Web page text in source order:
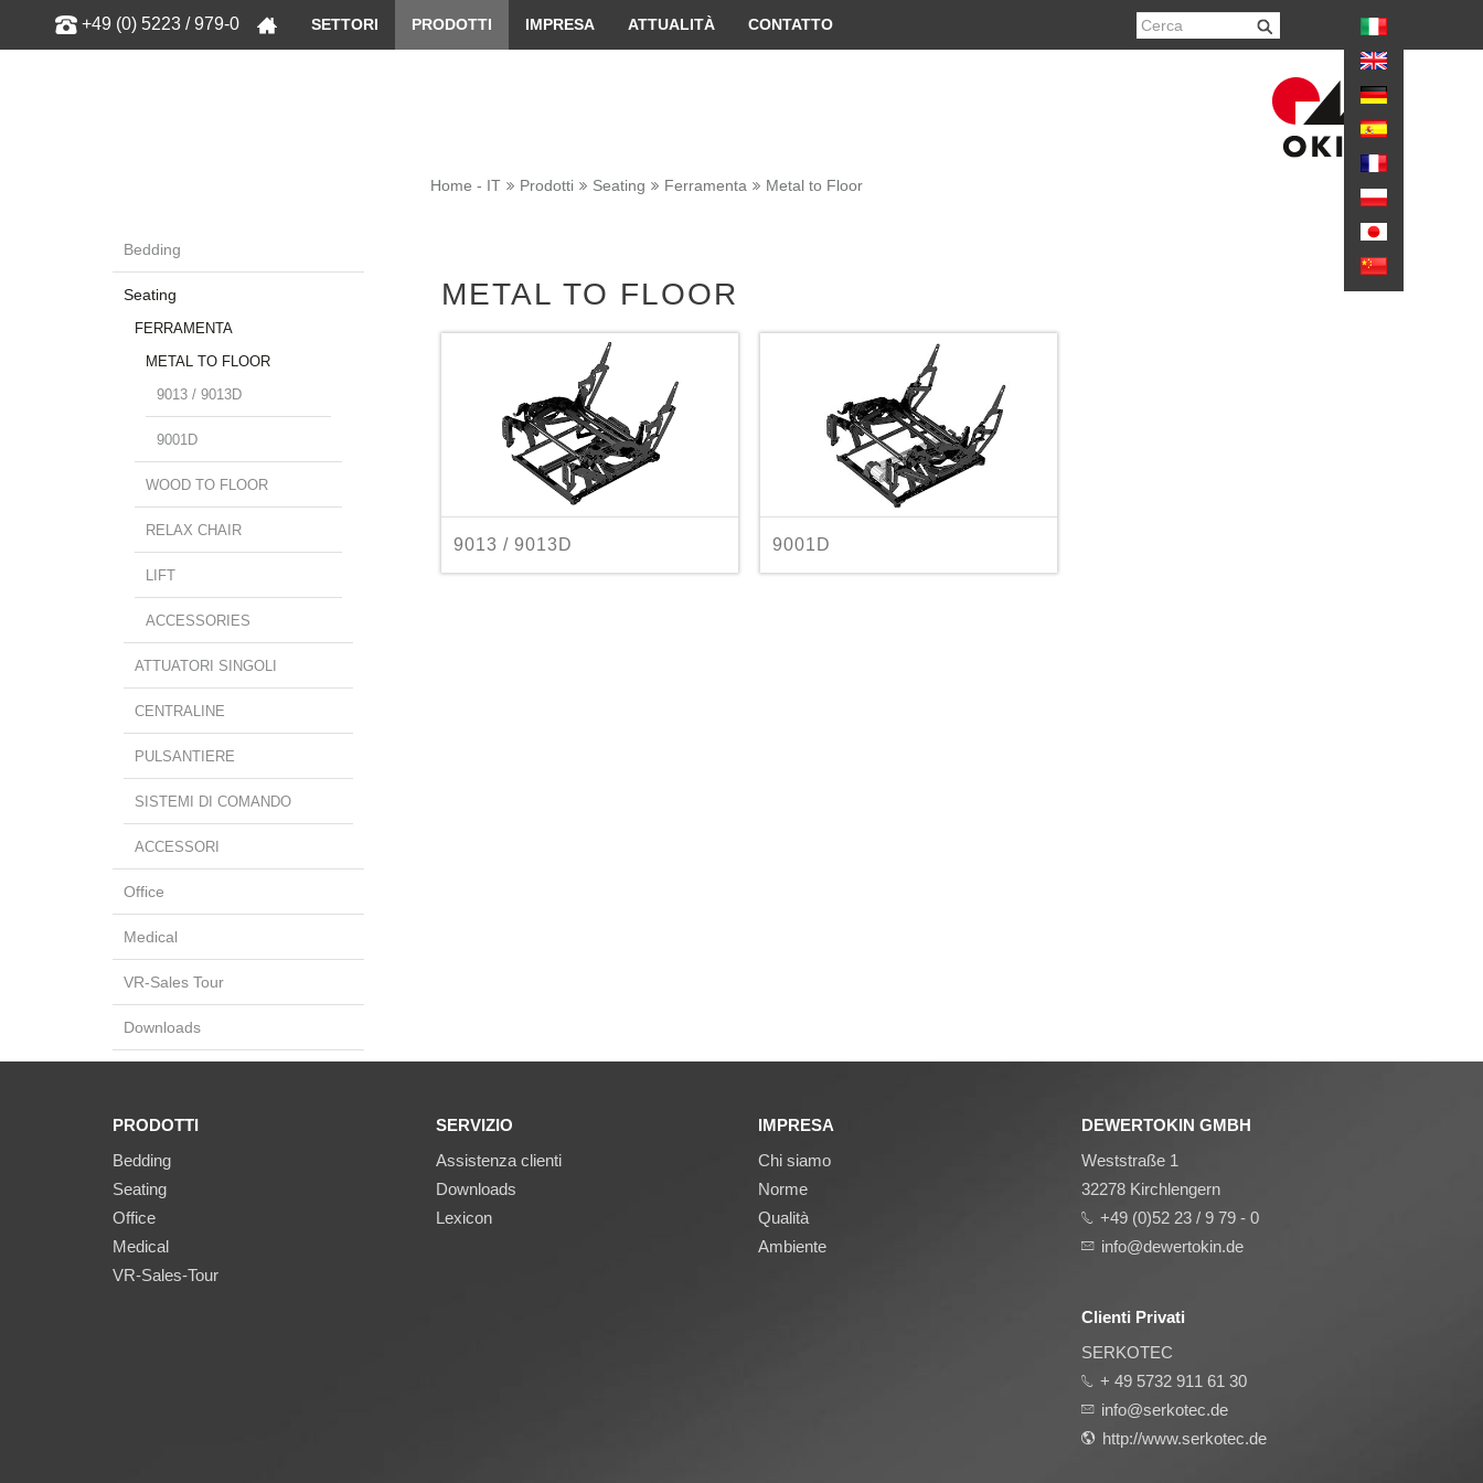
Show convenient version of this site
+49 (0) 5223 / 979-0 SETTORI PRODOTTI IMPRESA ATTUALITÀ CONTATTO
Home - IT Prodotti Seating Ferramenta Metal to Floor
Bedding
Seating
FERRAMENTA
METAL TO FLOOR
9013 / 9013D
9001D
WOOD TO FLOOR
RELAX CHAIR
LIFT
ACCESSORIES
ATTUATORI SINGOLI
CENTRALINE
PULSANTIERE
SISTEMI DI COMANDO
ACCESSORI
Office
Medical
VR-Sales Tour
Downloads
METAL TO FLOOR
9013 / 9013D 9001D
PRODOTTI
Bedding
Seating
Office
Medical
VR-Sales-Tour
SERVIZIO
Assistenza clienti
Downloads
Lexicon
IMPRESA
Chi siamo
Norme
Qualità
Ambiente
DEWERTOKIN GMBH
Weststraße 1
32278 Kirchlengern
+49 (0)52 23 / 9 79 - 0
info@dewertokin.de
Clienti Privati
SERKOTEC
+ 49 5732 911 61 30
info@serkotec.de
http://www.serkotec.de